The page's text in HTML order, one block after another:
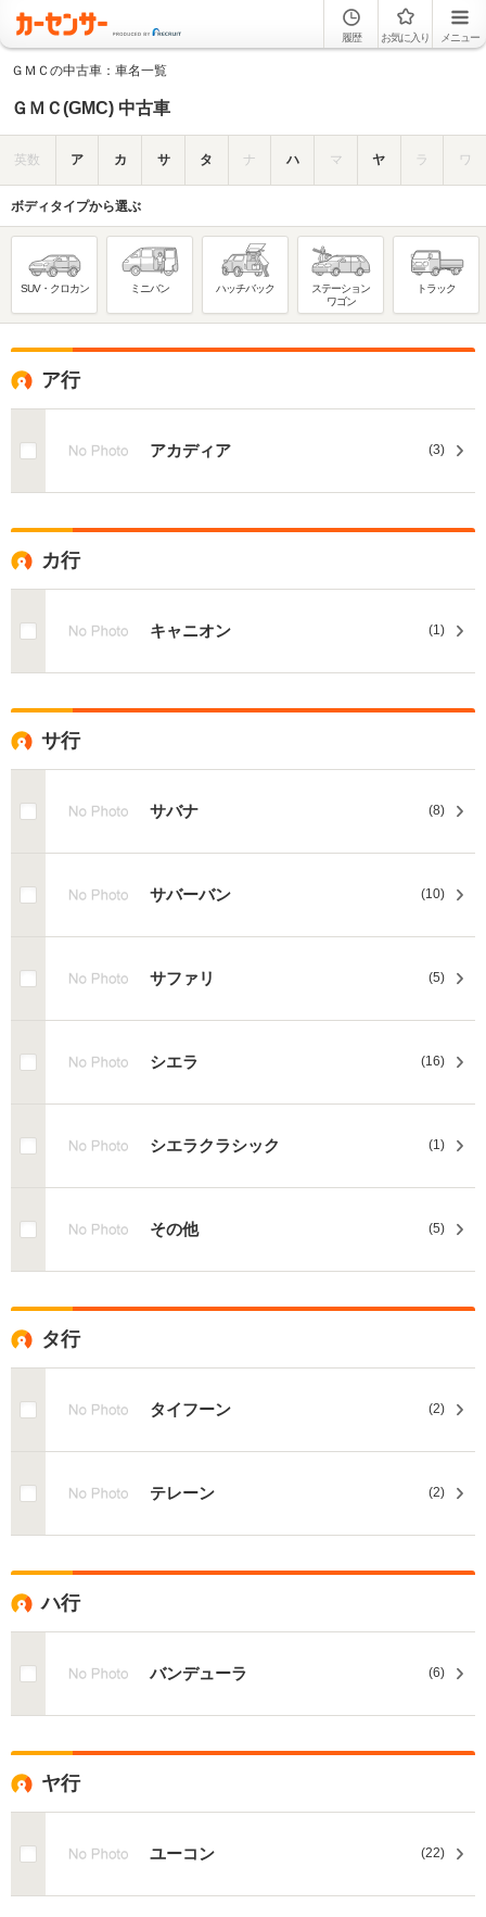
履歴 お気に入り メニュー
ＧＭＣの中古車：車名一覧
ＧＭＣ(GMC) 中古車
英数 ア カ サ タ ナ ハ マ ヤ ラ ワ
ボディタイプから選ぶ
SUV・クロカン ミニバン ハッチバック
ステーション
ワゴン
トラック
ア行
アカディア (3)
カ行
キャニオン (1)
サ行
サバナ (8)
サバーバン (10)
サファリ (5)
シエラ (16)
シエラクラシック (1)
その他 (5)
タ行
タイフーン (2)
テレーン (2)
ハ行
バンデューラ (6)
ヤ行
ユーコン (22)